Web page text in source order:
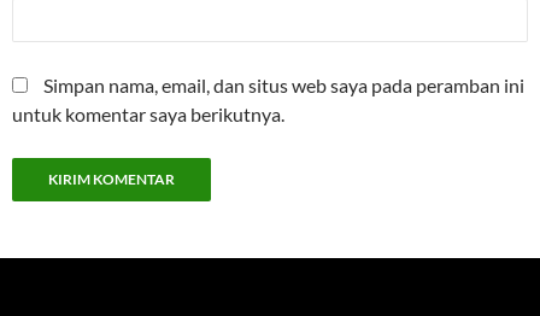
Simpan nama, email, dan situs web saya pada peramban ini
untuk komentar saya berikutnya.